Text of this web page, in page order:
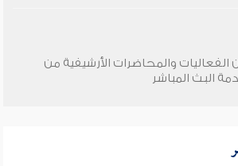
الفعاليات والمحاضرات الأرشيفية من
البث المباشر